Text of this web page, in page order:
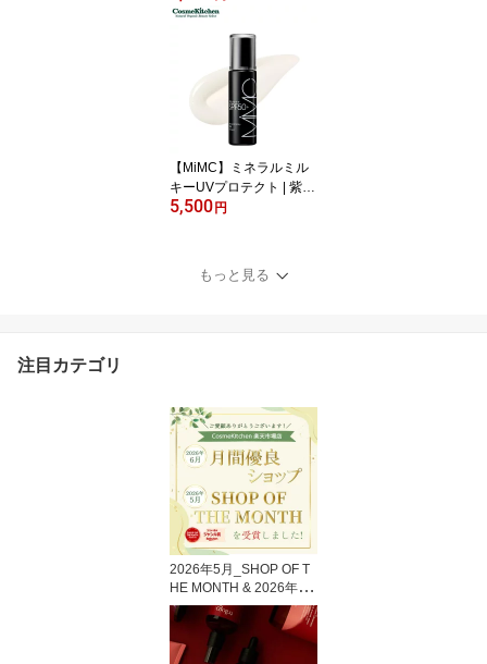
プー オールインワンシャ
ンプー 泡パック 3in1 リ
ンス不要 トリートメント
不要 日本製 冷感 お風呂
上がり ドライヤー 汗 ス
カルプケア ベタつき 時
短 メンズ レディース 夏
【MiMC】ミネラルミル
キーUVプロテクト | 紫外
線 UVケア 日焼け止め S
粧下地 ベースメイク
5,500円
もっと見る
注目カテゴリ
2026年5月_SHOP OF T
HE MONTH & 2026年6
月_月間優良ショップ